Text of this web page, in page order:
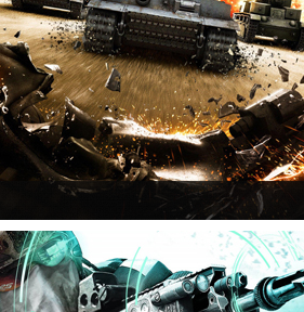
olyan sokba a AAA-kategóriás